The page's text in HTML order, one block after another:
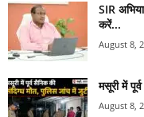
SIR
करें...
August 8,
मसूरी में
August 8,